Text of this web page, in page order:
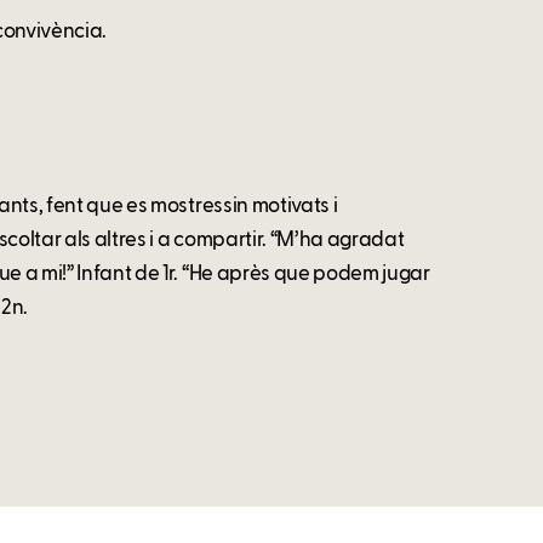
fent que es mostressin motivats i
als altres i a compartir. “M’ha agradat
a mi!” Infant de 1r. “He après que podem jugar